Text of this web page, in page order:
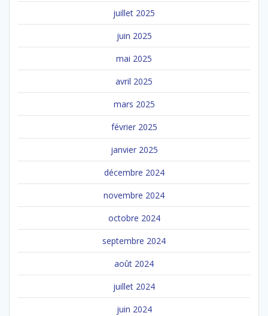
juillet 2025
juin 2025
mai 2025
avril 2025
mars 2025
février 2025
janvier 2025
décembre 2024
novembre 2024
octobre 2024
septembre 2024
août 2024
juillet 2024
juin 2024